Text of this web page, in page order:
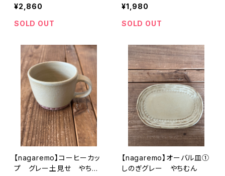
¥2,860
SOLD OUT
¥1,980
SOLD OUT
【nagaremo】コーヒーカッ
プ グレー土見せ やちむ
【nagaremo】オーバル皿①
しのぎグレー やちむん